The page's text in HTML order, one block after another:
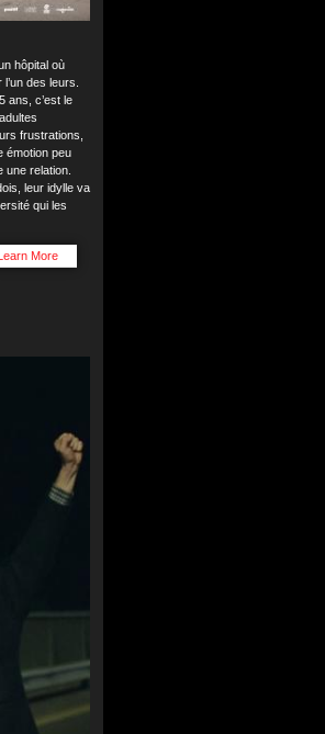
hôpital où
des leurs.
ans, c’est le
frustrations,
émotion peu
une relation.
leur idylle va
qui les
More